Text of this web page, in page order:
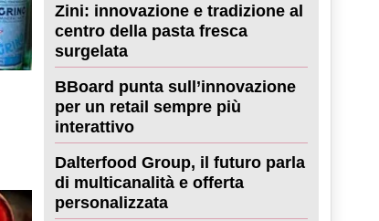
Zini: innovazione e tradizione al
centro della pasta fresca
surgelata
BBoard punta sull’innovazione
per un retail sempre più
interattivo
Dalterfood Group, il futuro parla
di multicanalità e offerta
personalizzata